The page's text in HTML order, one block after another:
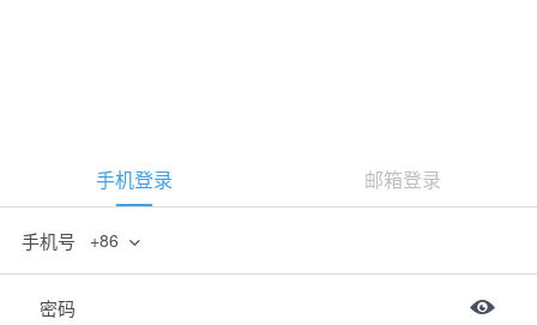
手机登录 邮箱登录
手机号 +86
密码